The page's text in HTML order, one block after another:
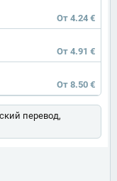
От 4.24 €
От 4.91 €
От 8.50 €
перевод,